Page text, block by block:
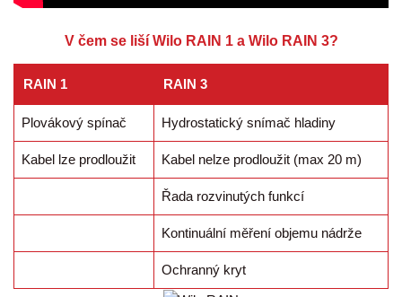
V čem se liší Wilo RAIN 1 a Wilo RAIN 3?
RAIN 1 RAIN 3
Plovákový spínač Hydrostatický snímač hladiny
Kabel lze prodloužit Kabel nelze prodloužit (max 20 m)
Řada rozvinutých funkcí
Kontinuální měření objemu nádrže
Ochranný kryt